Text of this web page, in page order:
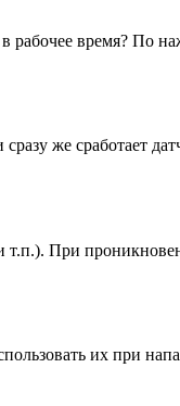
рабочее время? По
же сработает
При
их при